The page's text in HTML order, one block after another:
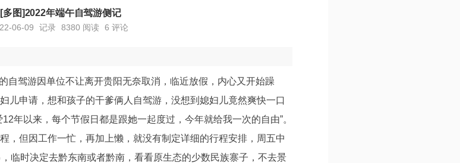
[多图]2022年端午自驾游侧记
06-09 记录 8380 阅读 6 评论
自驾游因单位不让离开贵阳无奈取消，临近放假，内心又开始躁
儿申请，想和孩子的干爹俩人自驾游，没想到媳妇儿竟然爽快一口
年以来，每个节假日都是跟她一起度过，今年就给我一次的自由”。
，但因工作一忙，再加上懒，就没有制定详细的行程安排，周五中
临时决定去黔东南或者黔南，看看原生态的少数民族寨子，不去景